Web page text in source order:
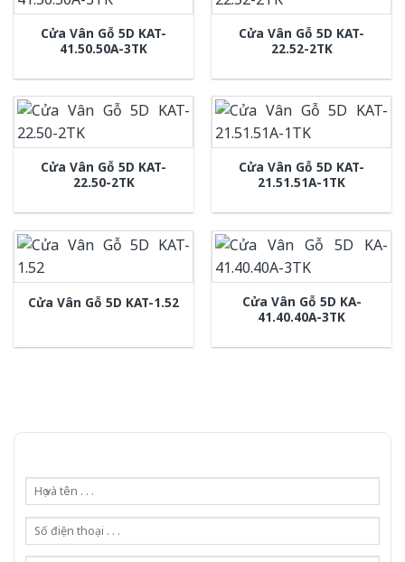
Cửa Vân Gỗ 5D KAT-
41.50.50A-3TK
Cửa Vân Gỗ 5D KAT-
22.52-2TK
Cửa Vân Gỗ 5D KAT-
22.50-2TK
Cửa Vân Gỗ 5D KAT-
21.51.51A-1TK
Cửa Vân Gỗ 5D KAT-1.52
Cửa Vân Gỗ 5D KA-
41.40.40A-3TK